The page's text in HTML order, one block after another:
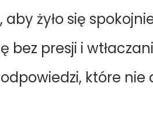
żyło się
presji i
które nie